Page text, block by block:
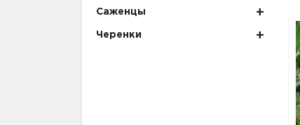
Саженцы
Черенки